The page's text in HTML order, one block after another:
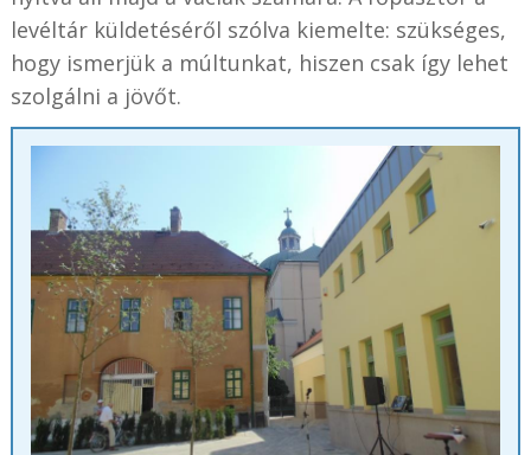
levéltár küldetéséről szólva kiemelte: szükséges,
hogy ismerjük a múltunkat, hiszen csak így lehet
szolgálni a jövőt.